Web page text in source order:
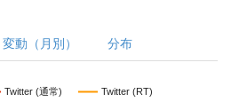
変動（月別） 分布
Twitter (通常) Twitter (RT)